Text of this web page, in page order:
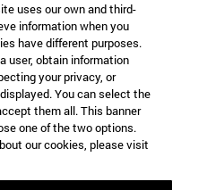
uses our own and third-
information when you
have different purposes.
user, obtain information
your privacy, or
You can select the
them all. This banner
one of the two options.
our cookies, please visit